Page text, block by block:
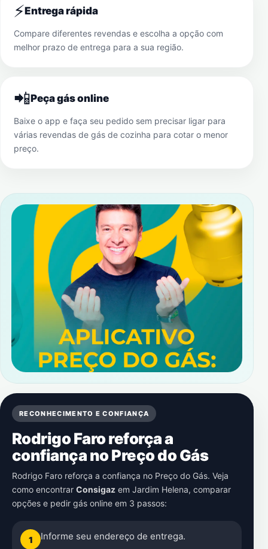
⚡Entrega rápida
Compare diferentes revendas e escolha a opção com
melhor prazo de entrega para a sua região.
📲Peça gás online
Baixe o app e faça seu pedido sem precisar ligar para
várias revendas de gás de cozinha para cotar o menor
preço.
RECONHECIMENTO E CONFIANÇA
Rodrigo Faro reforça a
confiança no Preço do Gás
Rodrigo Faro reforça a confiança no Preço do Gás. Veja
como encontrar Consigaz em Jardim Helena, comparar
opções e pedir gás online em 3 passos:
1 Informe seu endereço de entrega.